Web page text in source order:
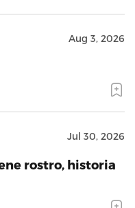
Aug 3, 2026
Jul 30, 2026
rostro, historia